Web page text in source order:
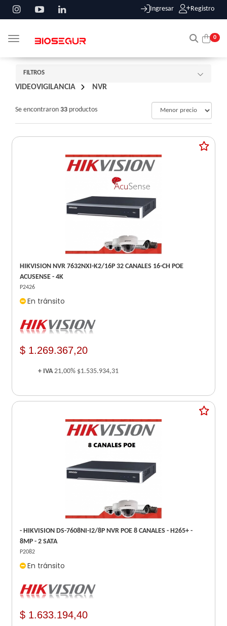
Ingresar Registro
0
Toggle navigation
FILTROS
VIDEOVIGILANCIA NVR
Se encontraron 33 productos
HIKVISION NVR 7632NXI-K2/16P 32 CANALES 16-CH POE
ACUSENSE - 4K
P2426
En tránsito
$ 1.269.367,20
+ IVA21,00% $1.535.934,31
- HIKVISION DS-7608NI-I2/8P NVR POE 8 CANALES - H265+ -
8MP - 2 SATA
P2082
En tránsito
$ 1.633.194,40